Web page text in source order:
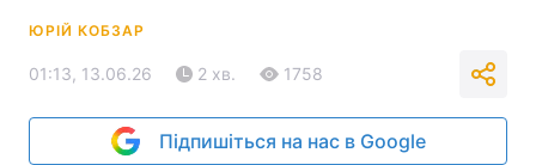
ЮРІЙ КОБЗАР
01:13, 13.06.26 2 хв. 1758
Підпишіться на нас в Google